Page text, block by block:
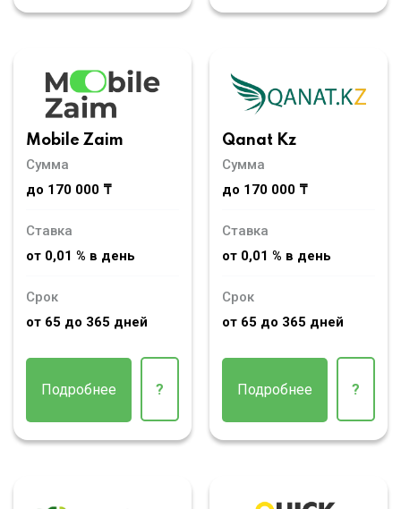
Mobile Zaim
Сумма
до 170 000 ₸
Ставка
от 0,01 % в день
Срок
от 65 до 365 дней
Подробнее ?
Qanat Kz
Сумма
до 170 000 ₸
Ставка
от 0,01 % в день
Срок
от 65 до 365 дней
Подробнее ?